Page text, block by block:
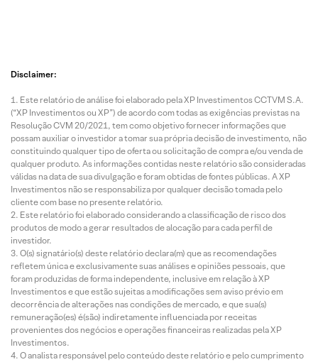
Disclaimer:
Este relatório de análise foi elaborado pela XP Investimentos CCTVM S.A.
(“XP Investimentos ou XP”) de acordo com todas as exigências previstas na
Resolução CVM 20/2021, tem como objetivo fornecer informações que
possam auxiliar o investidor a tomar sua própria decisão de investimento, não
constituindo qualquer tipo de oferta ou solicitação de compra e/ou venda de
qualquer produto. As informações contidas neste relatório são consideradas
válidas na data de sua divulgação e foram obtidas de fontes públicas. A XP
Investimentos não se responsabiliza por qualquer decisão tomada pelo
cliente com base no presente relatório.
Este relatório foi elaborado considerando a classificação de risco dos
produtos de modo a gerar resultados de alocação para cada perfil de
investidor.
O(s) signatário(s) deste relatório declara(m) que as recomendações
refletem única e exclusivamente suas análises e opiniões pessoais, que
foram produzidas de forma independente, inclusive em relação à XP
Investimentos e que estão sujeitas a modificações sem aviso prévio em
decorrência de alterações nas condições de mercado, e que sua(s)
remuneração(es) é(são) indiretamente influenciada por receitas
provenientes dos negócios e operações financeiras realizadas pela XP
Investimentos.
O analista responsável pelo conteúdo deste relatório e pelo cumprimento